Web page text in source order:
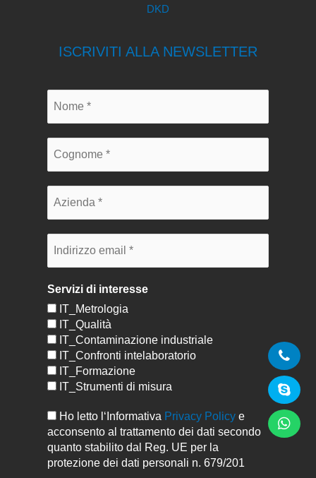
DKD
ISCRIVITI ALLA NEWSLETTER
Servizi di interesse
IT_Metrologia
IT_Qualità
IT_Contaminazione industriale
IT_Confronti intelaboratorio
IT_Formazione
IT_Strumenti di misura
Ho letto l‘Informativa Privacy Policy e
acconsento al trattamento dei dati secondo
quanto stabilito dal Reg. UE per la
protezione dei dati personali n. 679/201